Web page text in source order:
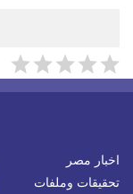
اخبار مصر
تحقيقات وملفات